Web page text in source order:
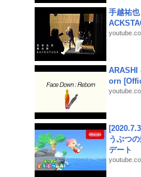
手越祐
ARASHI
orn
うぶつ
デート